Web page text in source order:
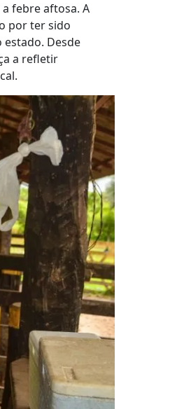
febre aftosa. A
por ter sido
Desde
a refletir